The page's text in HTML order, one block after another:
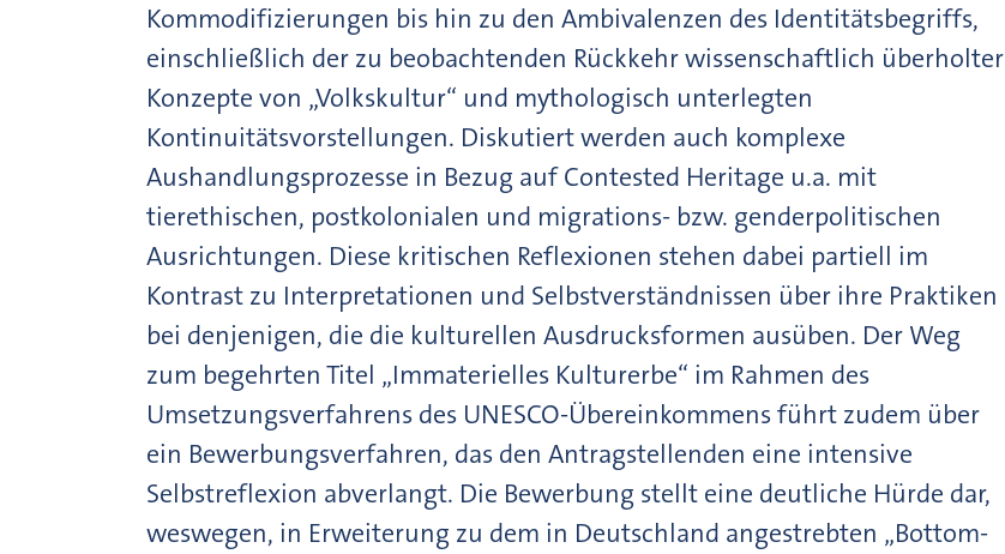
Kommodifizierungen bis hin zu den Ambivalenzen des Identitätsbegriffs,
einschließlich der zu beobachtenden Rückkehr wissenschaftlich überholter
Konzepte von „Volkskultur“ und mythologisch unterlegten
Kontinuitätsvorstellungen. Diskutiert werden auch komplexe
Aushandlungsprozesse in Bezug auf Contested Heritage u.a. mit
tierethischen, postkolonialen und migrations- bzw. genderpolitischen
Ausrichtungen. Diese kritischen Reflexionen stehen dabei partiell im
Kontrast zu Interpretationen und Selbstverständnissen über ihre Praktiken
bei denjenigen, die die kulturellen Ausdrucksformen ausüben. Der Weg
zum begehrten Titel „Immaterielles Kulturerbe“ im Rahmen des
Umsetzungsverfahrens des UNESCO-Übereinkommens führt zudem über
ein Bewerbungsverfahren, das den Antragstellenden eine intensive
Selbstreflexion abverlangt. Die Bewerbung stellt eine deutliche Hürde dar,
weswegen, in Erweiterung zu dem in Deutschland angestrebten „Bottom-